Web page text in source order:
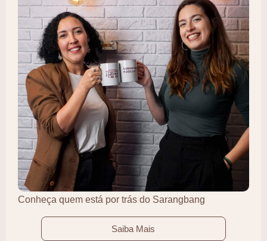
Conheça quem está por trás do Sarangbang
Saiba Mais